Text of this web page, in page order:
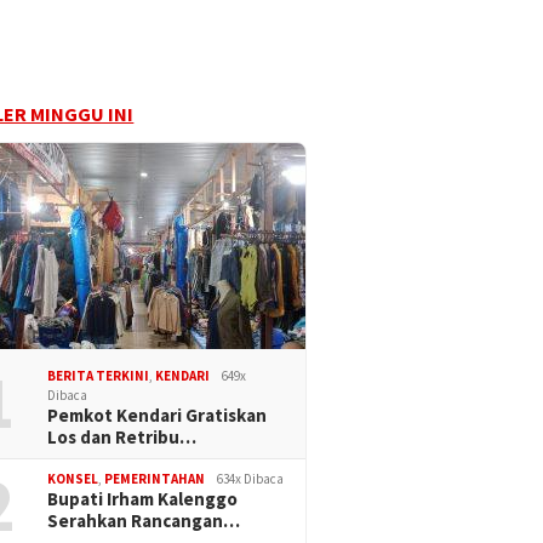
MINGGU INI
BERITA TERKINI KENDARI
649x
Dibaca
Pemkot Kendari Gratiskan
Los dan Retribu…
KONSEL PEMERINTAHAN 634x Dibaca
Bupati Irham Kalenggo
Serahkan Rancangan…